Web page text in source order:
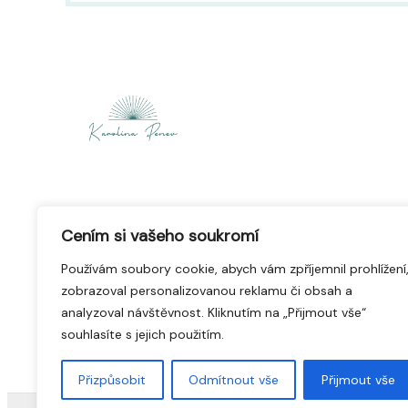
Cením si vašeho soukromí
Používám soubory cookie, abych vám zpříjemnil prohlížení,
zobrazoval personalizovanou reklamu či obsah a
analyzoval návštěvnost. Kliknutím na „Přijmout vše“
souhlasíte s jejich použitím.
Přizpůsobit Odmítnout vše Přijmout vše
Život podle vás.
Pomáhám lidem zvládat stres a najít naplnění
skrze práci s myslí a návyky.